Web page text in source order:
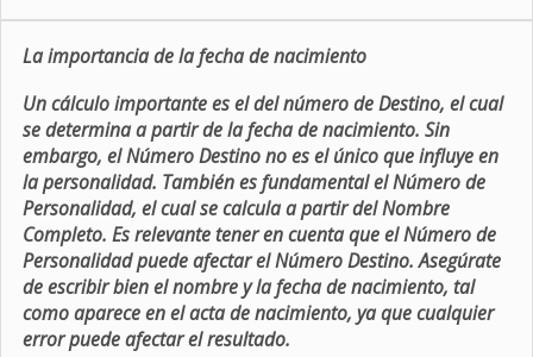
La importancia de la fecha de nacimiento
Un cálculo importante es el del número de Destino, el cual
se determina a partir de la fecha de nacimiento. Sin
embargo, el Número Destino no es el único que influye en
la personalidad. También es fundamental el Número de
Personalidad, el cual se calcula a partir del Nombre
Completo. Es relevante tener en cuenta que el Número de
Personalidad puede afectar el Número Destino. Asegúrate
de escribir bien el nombre y la fecha de nacimiento, tal
como aparece en el acta de nacimiento, ya que cualquier
error puede afectar el resultado.